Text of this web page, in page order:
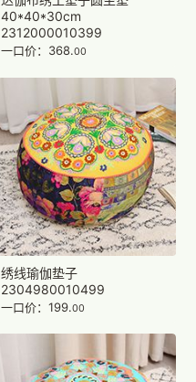
40*40*30cm
2312000010399
一口价：368.00
绣线瑜伽垫子
2304980010499
一口价：199.00